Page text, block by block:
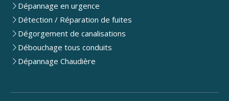
Dépannage en urgence
Détection / Réparation de fuites
Dégorgement de canalisations
Débouchage tous conduits
Dépannage Chaudière